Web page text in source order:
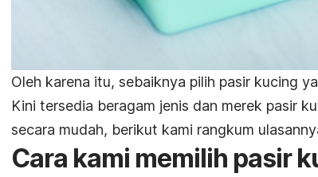
Oleh karena itu, sebaiknya pilih pasir kucing
Kini tersedia beragam jenis dan merek pasir
secara mudah, berikut kami rangkum
Cara kami memilih pasir